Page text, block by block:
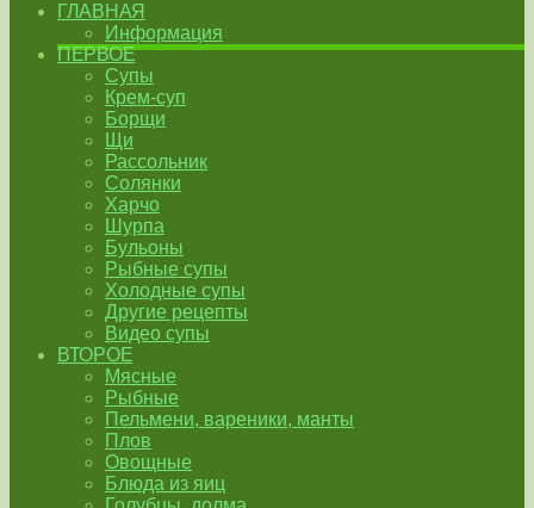
ГЛАВНАЯ
Информация
ПЕРВОЕ
Супы
Крем-суп
Борщи
Щи
Рассольник
Солянки
Харчо
Шурпа
Бульоны
Рыбные супы
Холодные супы
Другие рецепты
Видео супы
ВТОРОЕ
Мясные
Рыбные
Пельмени, вареники, манты
Плов
Овощные
Блюда из яиц